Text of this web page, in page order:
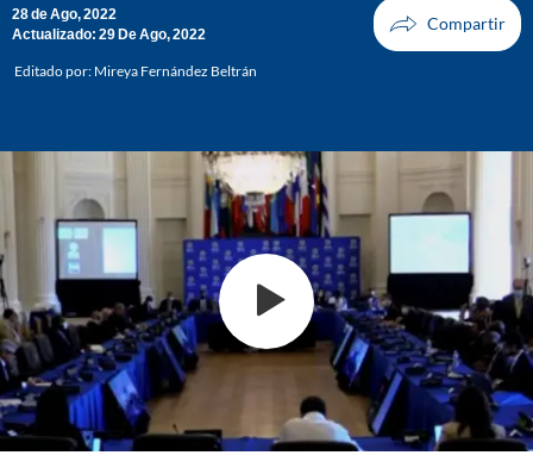
28 de Ago, 2022
Actualizado: 29 De Ago, 2022
Editado por: Mireya Fernández Beltrán